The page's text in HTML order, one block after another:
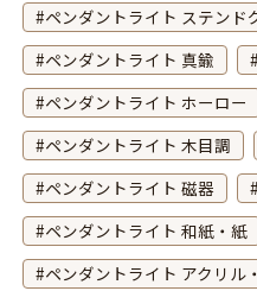
ペンダントライト ステンド
ペンダントライト 真鍮
ペンダントライト ホーロー
ペンダントライト 木目調
ペンダントライト 磁器
ペンダントライト 和紙・紙
ペンダントライト アクリル